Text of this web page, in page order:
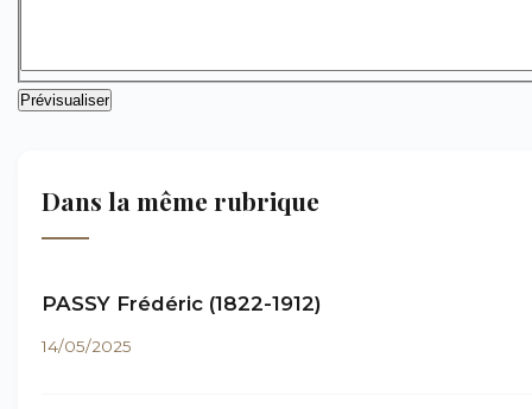
Dans la même rubrique
PASSY Frédéric (1822-1912)
14/05/2025